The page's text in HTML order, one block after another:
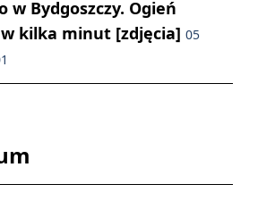
w Bydgoszczy. Ogień
kilka minut [zdjęcia] 05